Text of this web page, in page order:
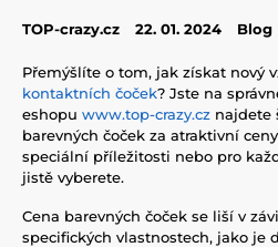
TOP-crazy.cz 22. 01. 2024 Blog
Přemýšlíte o tom, jak získat nový
kontaktních čoček? Jste na
eshopu www.top-crazy.cz najdete
barevných čoček za atraktivní
speciální příležitosti nebo pro
jistě vyberete.
Cena barevných čoček se liší v
specifických vlastnostech, jako je